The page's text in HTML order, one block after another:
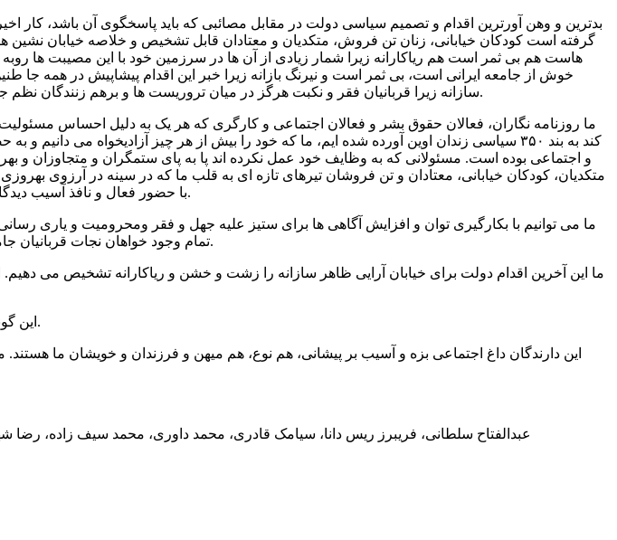
بدترین و وهن آورترین اقدام و تصمیم سیاسی دولت در مقابل مصائبی که باید پاسخگوی آن باشد، کار
گرفته است کودکان خیابانی، زنان تن فروش، متکدیان و معتادان قابل تشخیص و خلاصه خیابان نشین
هاست هم بی ثمر است هم ریاکارانه زیرا شمار زیادی از آن ها در سرزمین خود با این مصیبت ها
خوش از جامعه ایرانی است، بی ثمر است و نیرنگ بازانه زیرا خبر این اقدام پیشاپیش در همه جا
سازانه زیرا قربانیان فقر و نکبت هرگز در میان تروریست ها و برهم زنندگان نظم جای نداشته اند، برعکس این عاملان بدبختی آنانند که مدام به سرکوب دیگران و وحشت آفرینی مشغولند.
ما روزنامه نگاران، فعالان حقوق بشر و فعالان اجتماعی و کارگری که هر یک به دلیل احساس
کند به بند ۳۵۰ سیاسی زندان اوین آورده شده ایم، ما که خود را بیش از هر چیز آزادیخواه
و اجتماعی بوده است. مسئولانی که به وظایف خود عمل نکرده اند پا به پای ستمگران و متجاوزان
متکدیان، کودکان خیابانی، معتادان و تن فروشان تیرهای تازه ای به قلب ما که در سینه در آرزوی
با حضور فعال و نافذ آسیب دیدگان و آسیب پذیران اجتماعی در چارچوب ضوابط پذیرفته شده برای یاری های انسانی و ریشه ای بنا کنیم.
ما می توانیم با بکارگیری توان و افزایش آگاهی ها برای ستیز علیه جهل و فقر ومحرومیت و یاری
تمام وجود خواهان نجات قربانیان جامعه هستیم و کسانی را که آن ها را مزاحم و مخل خوشی و قدرت ورزی خود می دانند محکوم می کنیم.
ما این آخرین اقدام دولت برای خیابان آرایی ظاهر سازانه را زشت و خشن و ریاکارانه تشخیص می
این گونه پاکسازی هیچ کمکی به آسیب دیدگان جامعه ما نمی کند بلکه نگران کننده و تشدید کننده فلاکت است.
این دارندگان داغ اجتماعی بزه و آسیب بر پیشانی، هم نوع، هم میهن و فرزندان و خویشان ما
عبدالفتاح سلطانی، فریبرز ریس دانا، سیامک قادری، محمد داوری، محمد سیف زاده،